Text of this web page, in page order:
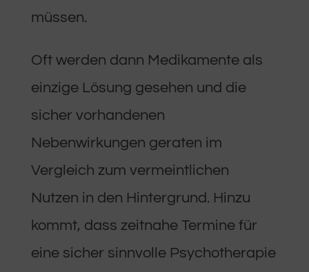
müssen.
Oft werden dann Medikamente als
einzige Lösung gesehen und die
sicher vorhandenen
Nebenwirkungen geraten im
Vergleich zum vermeintlichen
Nutzen in den Hintergrund. Hinzu
kommt, dass zeitnahe Termine für
eine sicher sinnvolle Psychotherapie